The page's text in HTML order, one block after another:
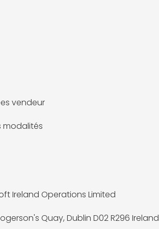
vendeur
modalités
Ireland Operations Limited
Quay, Dublin D02 R296 Ireland